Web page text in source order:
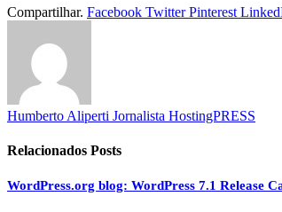
Compartilhar. Facebook Twitter Pinterest
Humberto Aliperti Jornalista HostingPRESS
Relacionados Posts
WordPress.org blog: WordPress 7.1 Release